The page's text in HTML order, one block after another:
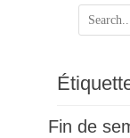
Search
for:
Fin de